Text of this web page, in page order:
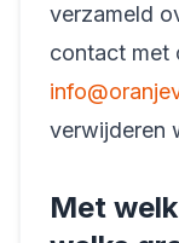
verzameld
contact met
verwijderen
Met